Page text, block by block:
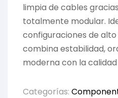
limpia de cables
totalmente modular.
configuraciones de
combina estabilidad,
moderna con la
Categorías: